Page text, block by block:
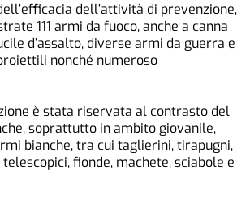
dell’attività di prevenzione,
111 armi da fuoco, anche a canna
d’assalto, diverse armi da guerra e
nonché numeroso
è stata riservata al contrasto del
soprattutto in ambito giovanile,
bianche, tra cui taglierini, tirapugni,
fionde, machete, sciabole e